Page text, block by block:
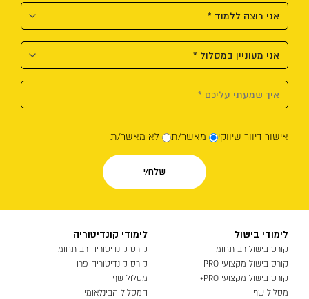
אישור דיוור שיווקי מאשר/ת לא מאשר/ת
לימודי בישול
קורס בישול רב תחומי
קורס בישול מקצועי PRO
קורס בישול מקצועי PRO+
מסלול שף
לימודי קונדיטוריה
קורס קונדיטוריה רב תחומי
קורס קונדיטוריה פרו
מסלול שף
המסלול הבינלאומי